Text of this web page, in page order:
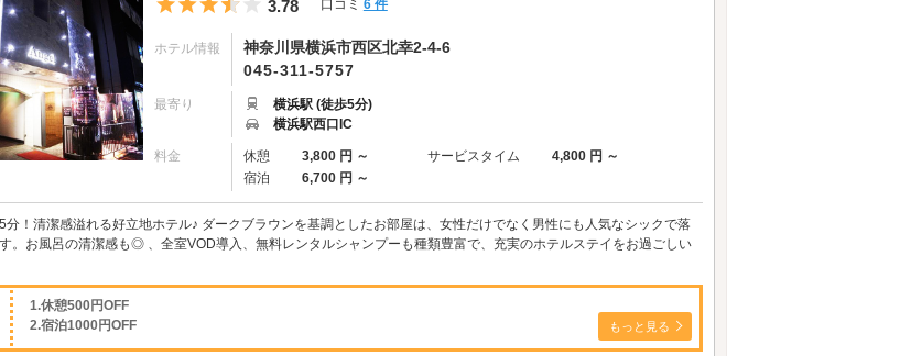
3.78 口コミ 6 件
ホテル情報
神奈川県横浜市西区北幸2-4-6
045-311-5757
最寄り
横浜駅 (徒歩5分)
横浜駅西口IC
料金 休憩 3,800 円 ～ サービスタイム
4,800 円 ～
宿泊
6,700 円 ～
分！清潔感溢れる好立地ホテル♪ ダークブラウンを基調としたお部屋は、女性だけでなく男性にも人気なシックで落
。お風呂の清潔感も◎ 、全室VOD導入、無料レンタルシャンプーも種類豊富で、充実のホテルステイをお過ごしい
1.休憩500円OFF
2.宿泊1000円OFF
もっと見る